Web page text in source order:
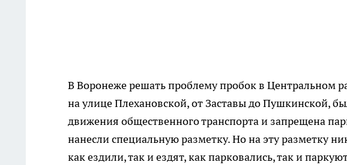
В Воронеже решать проблему пробок в Центральном
на улице Плехановской, от Заставы до Пушкинской,
движения общественного транспорта и запрещена
нанесли специальную разметку. Но на эту разметку
как ездили, так и ездят, как парковались, так и